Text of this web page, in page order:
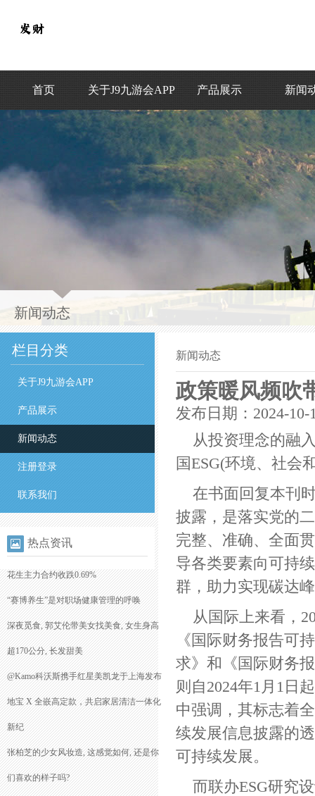
首页 关于J9九游会APP 产品展示 新闻
新闻动态
栏目分类
关于J9九游会APP
产品展示
新闻动态
注册登录
联系我们
热点资讯
花生主力合约收跌0.69%
“赛博养生”是对职场健康管理的呼唤
深夜觅食, 郭艾伦带美女找美食, 女生身高
超170公分, 长发甜美
@Kamo科沃斯携手红星美凯龙于上海发布
地宝 X 全嵌高定款，共启家居清洁一体化
新纪
张柏芝的少女风妆造, 这感觉如何, 还是你
们喜欢的样子吗?
新闻动态
政策暖风频吹
发布日期：2024-
从投资理念的融
国ESG(环境、社会
在书面回复本刊
披露，是落实党的
完整、准确、全面
导各类要素向可持
群，助力实现碳达
从国际上来看，
《国际财务报告可
求》和《国际财务
则自2024年1月1日
中强调，其标志着
续发展信息披露的
可持续发展。
而联办ESG研究